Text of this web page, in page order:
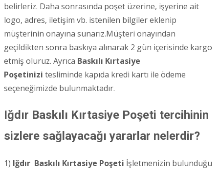
belirleriz. Daha sonrasında poşet üzerine, işyerine ait
logo, adres, iletişim vb. istenilen bilgiler eklenip
müşterinin onayına sunarız.Müşteri onayından
geçildikten sonra baskıya alınarak 2 gün içerisinde kargo
etmiş oluruz. Ayrıca Baskılı Kırtasiye
Poşetinizi tesliminde kapıda kredi kartı ile ödeme
seçeneğimizde bulunmaktadır.
Iğdır Baskılı Kırtasiye Poşeti tercihinin
sizlere sağlayacağı yararlar nelerdir?
1) Iğdır Baskılı Kırtasiye Poşeti İşletmenizin bulunduğu